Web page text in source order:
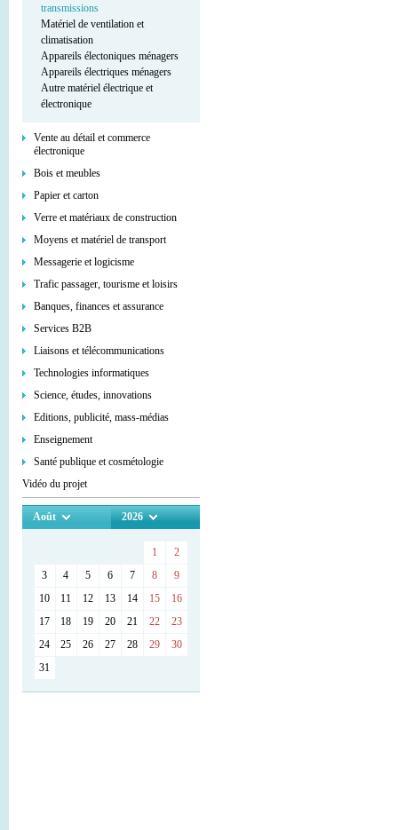
transmissions
Matériel de ventilation et
climatisation
Appareils électoniques ménagers
Appareils électriques ménagers
Autre matériel électrique et
électronique
Vente au détail et commerce
électronique
Bois et meubles
Papier et carton
Verre et matériaux de construction
Moyens et matériel de transport
Messagerie et logicisme
Trafic passager, tourisme et loisirs
Banques, finances et assurance
Services В2В
Liaisons et télécommunications
Technologies informatiques
Science, études, innovations
Editions, publicité, mass-médias
Enseignement
Santé publique et cosmétologie
Vidéo du projet
Août 2026
1
2
3
4 5 6 7 8
9
10
11 12 13 14 15
16
17
18 19 20 21 22
23
24
25 26 27 28 29
30
31